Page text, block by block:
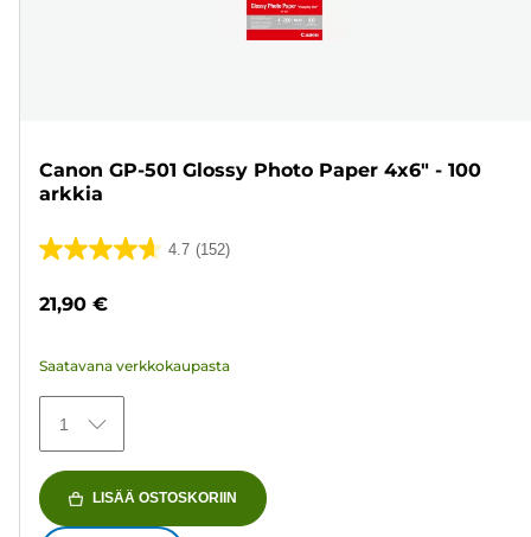
Canon GP-501 Glossy Photo Paper 4x6" - 100
arkkia
4.7 (152)
4.7/5
152
21,90 €
Saatavana verkkokaupasta
1
LISÄÄ OSTOSKORIIN